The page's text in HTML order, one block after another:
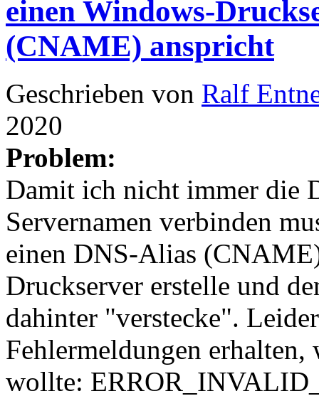
einen Windows-
(CNAME) anspricht
Geschrieben von Ralf
2020
Problem:
Damit ich nicht immer die
Servernamen verbinden
einen DNS-Alias
Druckserver erstelle und
dahinter "verstecke".
Fehlermeldungen
wollte: